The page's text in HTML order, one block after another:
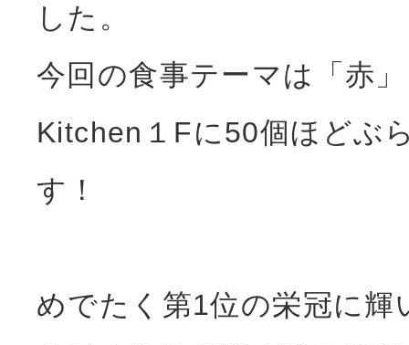
した。
今回の食事テーマは「赤
Kitchen１Fに50個ほどぶ
す！
めでたく第1位の栄冠に